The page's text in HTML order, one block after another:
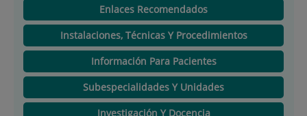
Enlaces Recomendados
Instalaciones, Técnicas Y Procedimientos
Información Para Pacientes
Subespecialidades Y Unidades
Investigación Y Docencia